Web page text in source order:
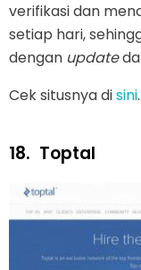
verifikasi dan
setiap hari,
dengan update
Cek situsnya disini.
18. Toptal